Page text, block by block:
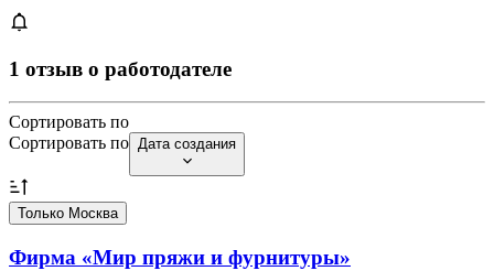
1 отзыв о работодателе
Сортировать по
Сортировать по Дата создания
Только Москва
Фирма «Мир пряжи и фурнитуры»